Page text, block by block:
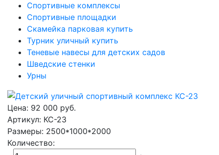
Спортивные комплексы
Спортивные площадки
Скамейка парковая купить
Турник уличный купить
Теневые навесы для детских садов
Шведские стенки
Урны
Цена: 92 000 руб.
Артикул: КС-23
Размеры: 2500*1000*2000
Количество: